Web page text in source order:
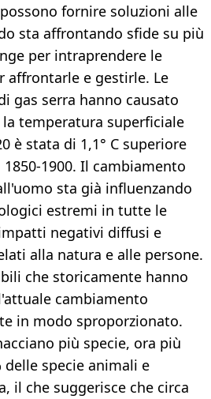
fornire soluzioni alle
sta affrontando sfide su più
per intraprendere le
affrontarle e gestirle. Le
gas serra hanno causato
temperatura superficiale
è stata di 1,1° C superiore
1900. Il cambiamento
sta già influenzando
estremi in tutte le
negativi diffusi e
alla natura e alle persone.
che storicamente hanno
cambiamento
in modo sproporzionato.
più specie, ora più
delle specie animali e
il che suggerisce che circa